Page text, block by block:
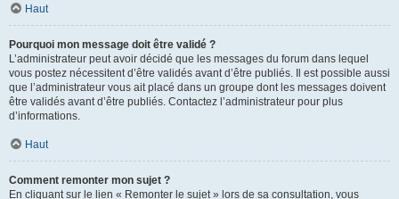
Haut
Pourquoi mon message doit être validé ?
L’administrateur peut avoir décidé que les messages du forum dans lequel
vous postez nécessitent d’être validés avant d’être publiés. Il est possible aussi
que l’administrateur vous ait placé dans un groupe dont les messages doivent
être validés avant d’être publiés. Contactez l’administrateur pour plus
d’informations.
Haut
Comment remonter mon sujet ?
En cliquant sur le lien « Remonter le sujet » lors de sa consultation, vous